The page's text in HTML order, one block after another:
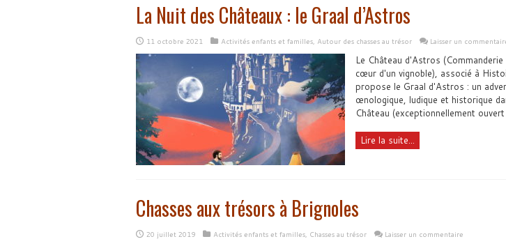
La Nuit des Châteaux : le Graal d’Astros
11 octobre 2021 Activités enfants et familles, Autour des chasses au trésor Laisser un
Le Château d'Astros
cœur d'un vignoble), associé à
propose le Graal d'Astros : un
œnologique, ludique et historique
Château (exceptionnellement
Lire la suite...
Chasses aux trésors à Brignoles
20 juillet 2019 Activités enfants et familles, Chasses au trésor Laisser un commentaire